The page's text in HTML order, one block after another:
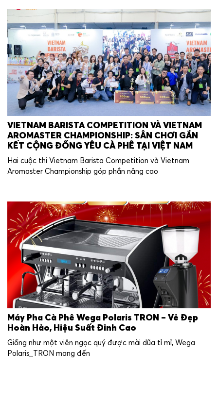
VIETNAM BARISTA COMPETITION VÀ VIETNAM
AROMASTER CHAMPIONSHIP: SÂN CHƠI GẮN
KẾT CỘNG ĐỒNG YÊU CÀ PHÊ TẠI VIỆT NAM
Hai cuộc thi Vietnam Barista Competition và Vietnam
Aromaster Championship góp phần nâng cao
Máy Pha Cà Phê Wega Polaris TRON – Vẻ Đẹp
Hoàn Hảo, Hiệu Suất Đỉnh Cao
Giống như một viên ngọc quý được mài dũa tỉ mỉ, Wega
Polaris_TRON mang đến